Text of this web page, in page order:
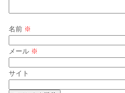
名前 ※
メール ※
サイト